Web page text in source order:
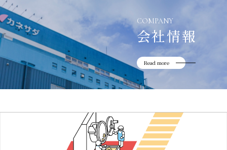
COMPANY
会社情報
Read more